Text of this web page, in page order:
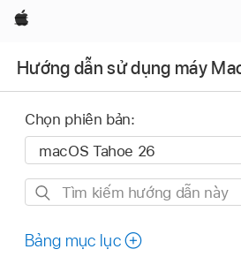
Apple
Hướng dẫn sử dụng máy
Chọn phiên bản:
Tìm
hướng
Bảng mục lục